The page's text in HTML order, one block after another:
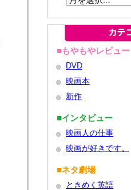
■もやもやレビュー
DVD
映画本
新作
■インタビュー
映画人の仕事
映画が好きです。
■ネタ劇場
ときめく英語